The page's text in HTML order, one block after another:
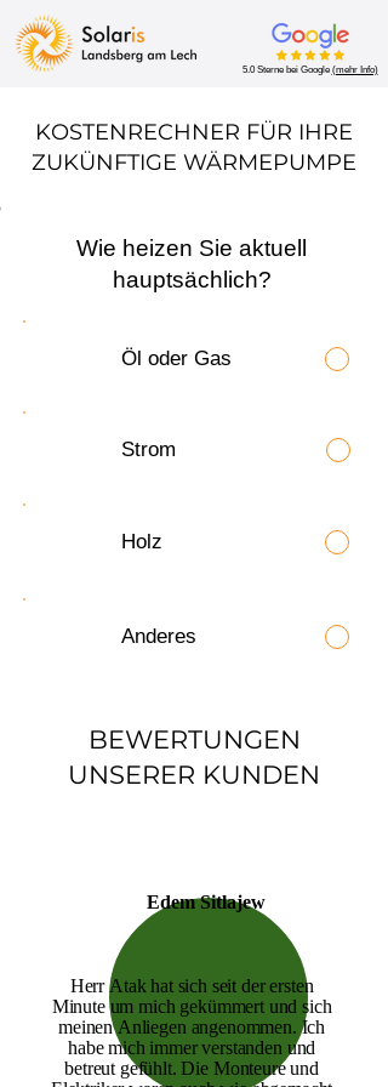
5.0 Sterne bei Google (mehr Info)
KOSTENRECHNER FÜR IHRE
ZUKÜNFTIGE WÄRMEPUMPE
Wie heizen Sie aktuell
hauptsächlich?
Öl oder Gas
Strom
Holz
Anderes
BEWERTUNGEN
UNSERER KUNDEN
Edem Sitlajew
Herr Atak hat sich seit der ersten
Minute um mich gekümmert und sich
meinen Anliegen angenommen. Ich
habe mich immer verstanden und
betreut gefühlt. Die Monteure und